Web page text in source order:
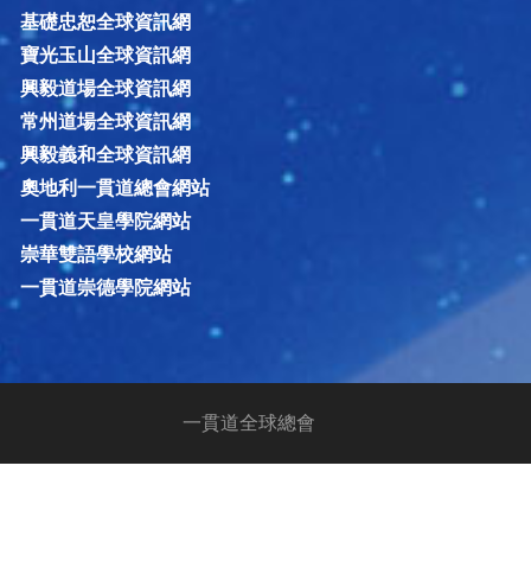
基礎忠恕全球資訊網
寶光玉山全球資訊網
興毅道場全球資訊網
常州道場全球資訊網
興毅義和全球資訊網
奧地利一貫道總會網站
一貫道天皇學院網站
崇華雙語學校網站
一貫道崇德學院網站
一貫道全球總會